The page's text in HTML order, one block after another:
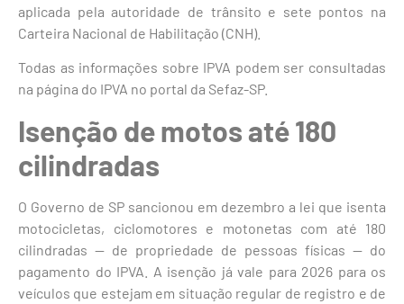
aplicada pela autoridade de trânsito e sete pontos na
Carteira Nacional de Habilitação (CNH).
Todas as informações sobre IPVA podem ser consultadas
na página do IPVA no portal da Sefaz-SP.
Isenção de motos até 180
cilindradas
O Governo de SP sancionou em dezembro a lei que isenta
motocicletas, ciclomotores e motonetas com até 180
cilindradas — de propriedade de pessoas físicas — do
pagamento do IPVA. A isenção já vale para 2026 para os
veículos que estejam em situação regular de registro e de